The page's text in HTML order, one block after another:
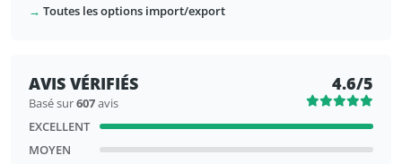
→ Toutes les options import/export
AVIS VÉRIFIÉS
Basé sur607avis
4.6/5
EXCELLENT
MOYEN